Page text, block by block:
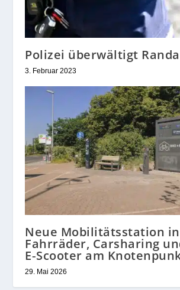
Polizei überwältigt
3. Februar 2023
Neue Mobilitätsstation
Fahrräder, Carsharing
E‑Scooter am
29. Mai 2026